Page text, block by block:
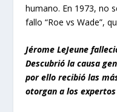
humano. En 1973, no
fallo “Roe vs Wade”,
Jérome LeJeune
Descubrió la causa
por ello recibió las
otorgan a los